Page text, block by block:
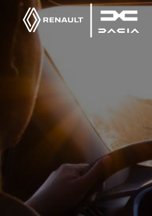
Panneau de gestion des cookies